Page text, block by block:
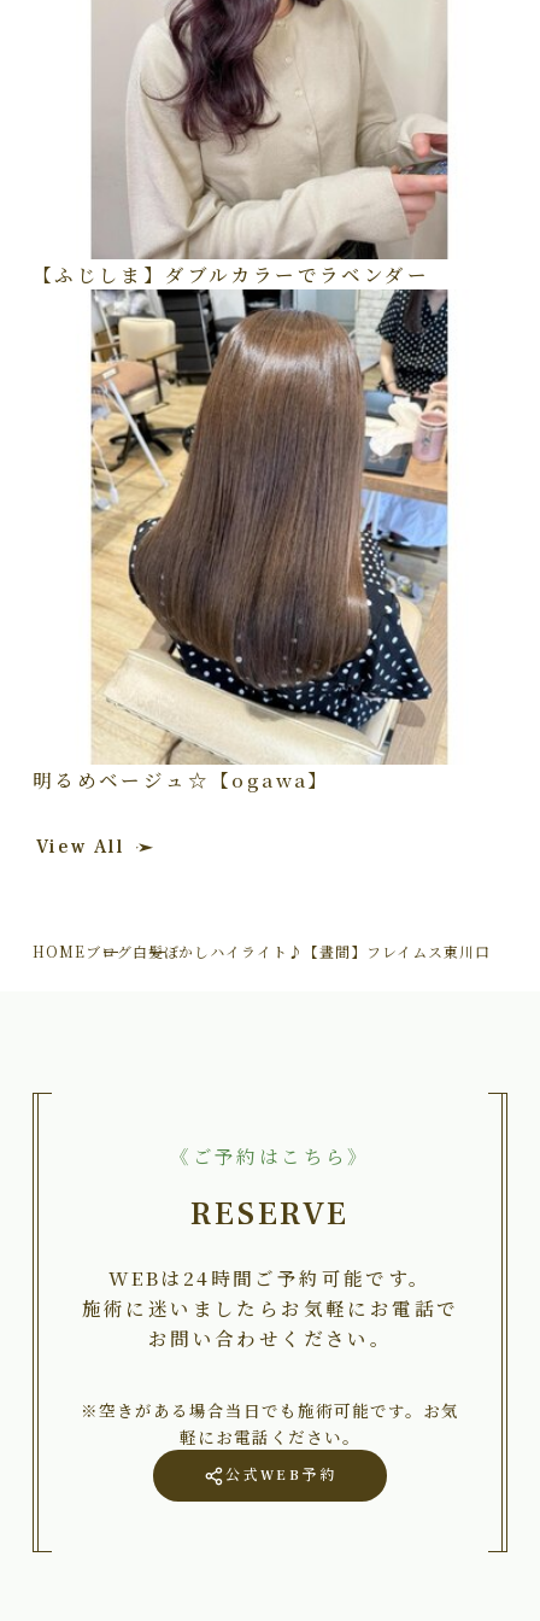
【ふじしま】ダブルカラーでラベンダー
明るめベージュ☆【ogawa】
View All
HOMEブログ白髪ぼかしハイライト♪【晝間】フレイムス東川口
《ご予約はこちら》
RESERVE
WEBは24時間ご予約可能です。
施術に迷いましたらお気軽にお電話で
お問い合わせください。
※空きがある場合当日でも施術可能です。お気
軽にお電話ください。
公式WEB予約